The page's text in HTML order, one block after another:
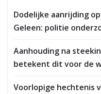
Dodelijke aanrijding
Geleen: politie
Aanhouding na
betekent dit voor de
Voorlopige hechtenis